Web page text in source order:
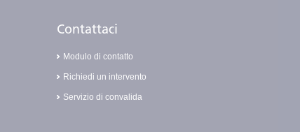
Contattaci
Modulo di contatto
Richiedi un intervento
Servizio di convalida